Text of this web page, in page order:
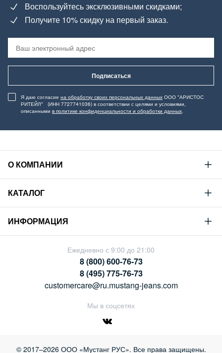
Воспользуйтесь эксклюзивными скидками;
Получите 10% скидку на первый заказ.
Подписаться
Я даю согласие на обработку своих персональных данных ООО "АРИСТОС
РИТЕЙЛ" (ИНН 7727741036) в соответствии с целями и условиями,
описанными в политике конфиденциальности и обработки данных.
О КОМПАНИИ
Mustang
Философия
Устойчивое развитие
Сотрудничество
КАТАЛОГ
Новая коллекция
Гид по мужскому дениму
Гид по женскому дениму
ИНФОРМАЦИЯ
Условия продажи
Политика конфиденциальности
Ежедневно с 9:00 до 21:00
8 (800) 600-76-73
8 (495) 775-76-73
customercare@ru.mustang-jeans.com
Мы в соцсетях
© 2017–2026 ООО «Мустанг РУС». Все права защищены.